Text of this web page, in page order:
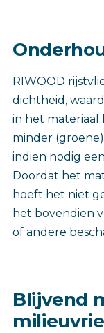
RIWOOD
dichtheid,
in het materiaal
minder
indien nodig
Doordat het
hoeft het niet
het bovendien
of andere
Blijvend